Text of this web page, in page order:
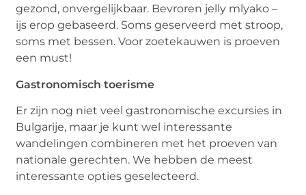
gezond, onvergelijkbaar. Bevroren jelly mlyako –
ijs erop gebaseerd. Soms geserveerd met stroop,
soms met bessen. Voor zoetekauwen is proeven
een must!
Gastronomisch toerisme
Er zijn nog niet veel gastronomische excursies in
Bulgarije, maar je kunt wel interessante
wandelingen combineren met het proeven van
nationale gerechten. We hebben de meest
interessante opties geselecteerd.